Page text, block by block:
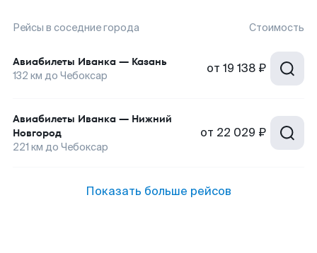
Рейсы в соседние города Стоимость
Авиабилеты Иванка — Казань
132 км до Чебоксар от 19 138 ₽
Авиабилеты Иванка — Нижний
Новгород
221 км до Чебоксар
от 22 029 ₽
Показать больше рейсов